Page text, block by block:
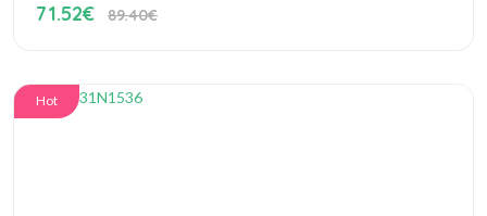
71.52€ 89.40€
Hot